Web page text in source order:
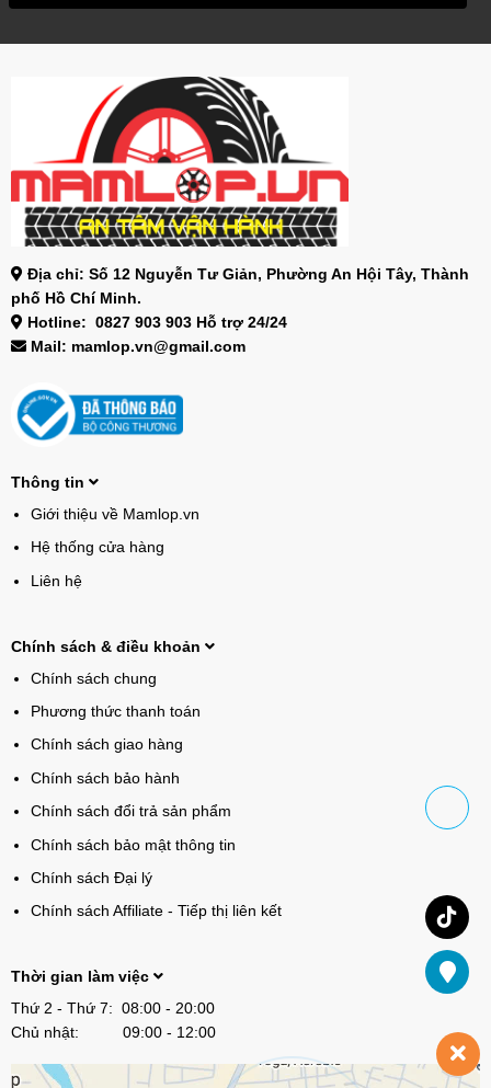
Địa chỉ: Số 12 Nguyễn Tư Giản, Phường An Hội Tây, Thành
phố Hồ Chí Minh.
Hotline: 0827 903 903 Hỗ trợ 24/24
Mail: mamlop.vn@gmail.com
Thông tin
Giới thiệu về Mamlop.vn
Hệ thống cửa hàng
Liên hệ
Chính sách & điều khoản
Chính sách chung
Phương thức thanh toán
Chính sách giao hàng
Chính sách bảo hành
Chính sách đổi trả sản phẩm
Chính sách bảo mật thông tin
Chính sách Đại lý
Chính sách Affiliate - Tiếp thị liên kết
Thời gian làm việc
Thứ 2 - Thứ 7: 08:00 - 20:00
Chủ nhật: 09:00 - 12:00